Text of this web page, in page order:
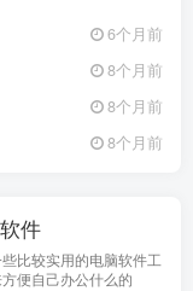
6个月前
8个月前
8个月前
8个月前
件
比较实用的电脑软件工
便自己办公什么的